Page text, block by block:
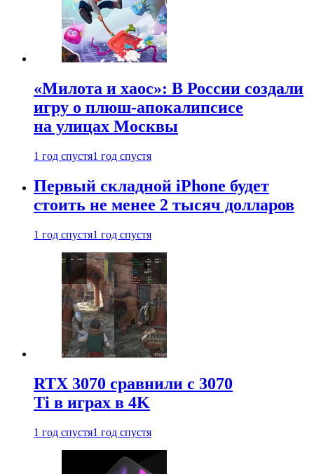
«Милота и хаос»: В России создали
игру о плюш-апокалипсисе
на улицах Москвы
1 год спустя1 год спустя
Первый складной iPhone будет
стоить не менее 2 тысяч долларов
1 год спустя1 год спустя
RTX 3070 сравнили с 3070
Ti в играх в 4K
1 год спустя1 год спустя